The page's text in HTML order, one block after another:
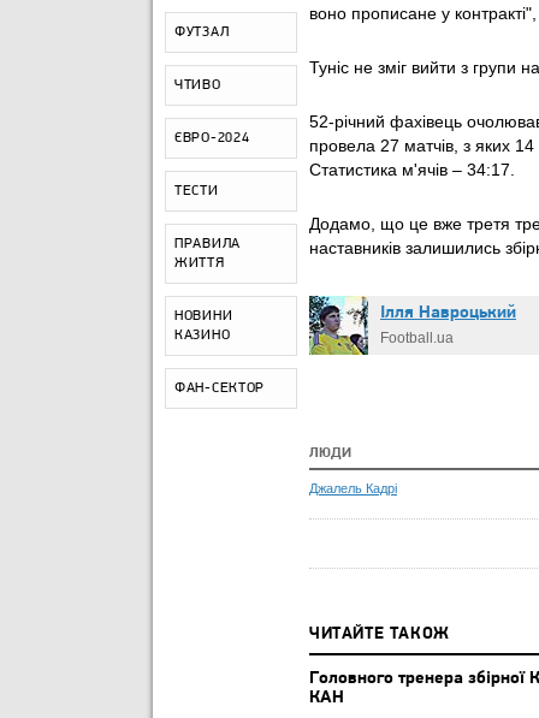
ФУТЗАЛ
ЧТИВО
ЄВРО-2024
ТЕСТИ
ПРАВИЛА
ЖИТТЯ
НОВИНИ
КАЗИНО
ФАН-СЕКТОР
воно прописане у
Туніс не зміг вийти з групи
52-річний фахівець
провела 27 матчів, з яких 14
Статистика м'ячів – 34:17.
Додамо, що це вже третя
наставників залишились
Ілля Навроцький
Football.ua
ЛЮДИ
Джалель Кадрі
ЧИТАЙТЕ ТАКОЖ
Головного тренера
КАН